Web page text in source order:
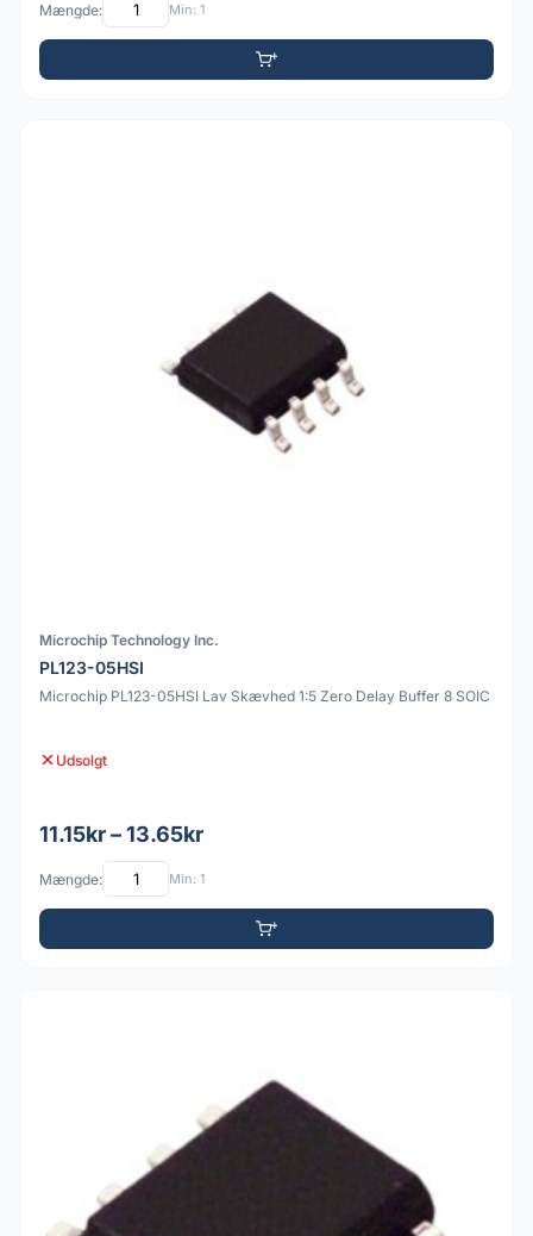
Mængde: Min: 1
Microchip Technology Inc.
PL123-05HSI
Microchip PL123-05HSI Lav Skævhed 1:5 Zero Delay Buffer 8 SOIC
Udsolgt
11.15kr – 13.65kr
Mængde: Min: 1